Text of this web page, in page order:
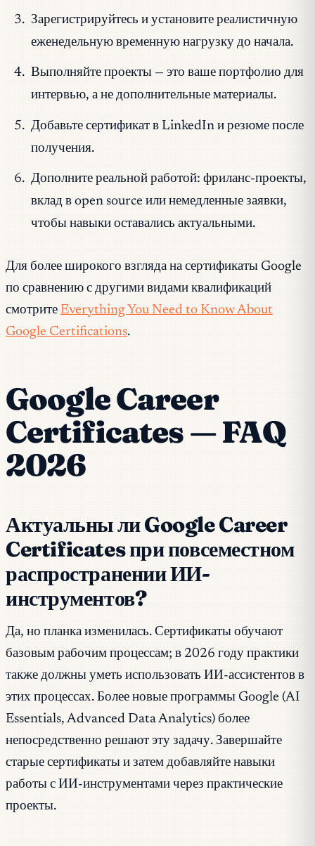
Зарегистрируйтесь и установите реалистичную
еженедельную временную нагрузку до начала.
Выполняйте проекты — это ваше портфолио для
интервью, а не дополнительные материалы.
Добавьте сертификат в LinkedIn и резюме после
получения.
Дополните реальной работой: фриланс-проекты,
вклад в open source или немедленные заявки,
чтобы навыки оставались актуальными.
Для более широкого взгляда на сертификаты Google
по сравнению с другими видами квалификаций
смотрите Everything You Need to Know About
Google Certifications.
Google Career
Certificates — FAQ
2026
Актуальны ли Google Career
Certificates при повсеместном
распространении ИИ-
инструментов?
Да, но планка изменилась. Сертификаты обучают
базовым рабочим процессам; в 2026 году практики
также должны уметь использовать ИИ-ассистентов в
этих процессах. Более новые программы Google (AI
Essentials, Advanced Data Analytics) более
непосредственно решают эту задачу. Завершайте
старые сертификаты и затем добавляйте навыки
работы с ИИ-инструментами через практические
проекты.